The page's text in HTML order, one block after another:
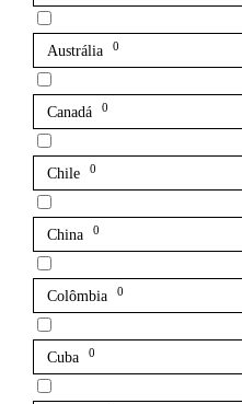
Austrália 0
Canadá 0
Chile 0
China 0
Colômbia 0
Cuba 0